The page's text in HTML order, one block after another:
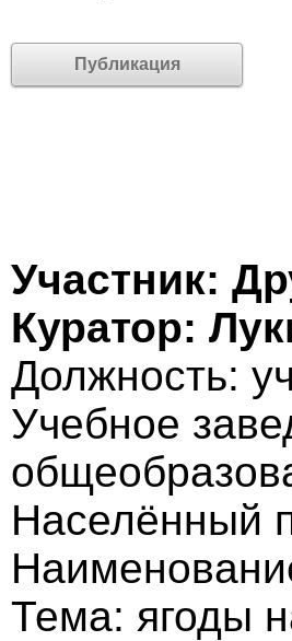
Публикация
Участник:
Куратор:
Должность:
Учебное
Населённый
Тема: ягоды